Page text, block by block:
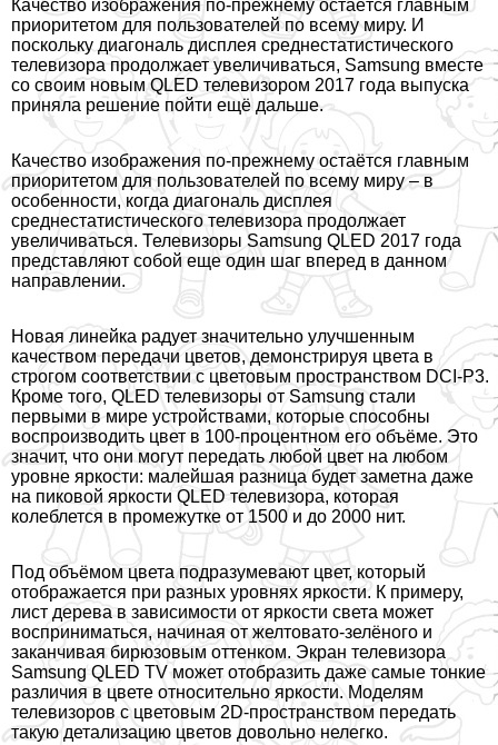
Качество изображения по-прежнему остаётся главным
приоритетом для пользователей по всему миру. И
поскольку диагональ дисплея среднестатистического
телевизора продолжает увеличиваться, Samsung вместе
со своим новым QLED телевизором 2017 года выпуска
приняла решение пойти ещё дальше.
Качество изображения по-прежнему остаётся главным
приоритетом для пользователей по всему миру – в
особенности, когда диагональ дисплея
среднестатистического телевизора продолжает
увеличиваться. Телевизоры Samsung QLED 2017 года
представляют собой еще один шаг вперед в данном
направлении.
Новая линейка радует значительно улучшенным
качеством передачи цветов, демонстрируя цвета в
строгом соответствии с цветовым прострaнcтвом DCI-P3.
Кроме того, QLED телевизоры от Samsung стали
первыми в мире устройствами, которые способны
воспроизводить цвет в 100-процентном его объёме. Это
значит, что они могут передать любой цвет на любом
уровне яркости: малейшая разница будет заметна даже
на пиковой яркости QLED телевизора, которая
колeблется в промежутке от 1500 и до 2000 нит.
Под объёмом цвета подразумевают цвет, который
отображается при разных уровнях яркости. К примеру,
лист дерева в зависимости от яркости света может
восприниматься, начиная от желтовато-зелёного и
заканчивая бирюзовым оттенком. Экран телевизора
Samsung QLED TV может отобразить даже самые тонкие
различия в цвете относительно яркости. Моделям
телевизоров с цветовым 2D-прострaнcтвом передать
такую детализацию цветов довольно нелегко.